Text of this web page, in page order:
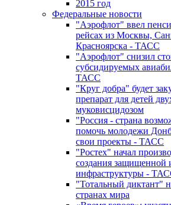
2015 год
Федеральные новости
"Аэрофлот" ввел
рейсах из Москвы,
Красноярска - ТАСС
"Аэрофлот" снизил
субсидируемых
ТАСС
"Круг добра" будет
препарат для детей
муковисцидозом
"Россия - страна
помочь молодежи
свои проекты - ТАСС
"Ростех" начал
создания
инфраструктуры -
"Тотальный диктант"
странах мира